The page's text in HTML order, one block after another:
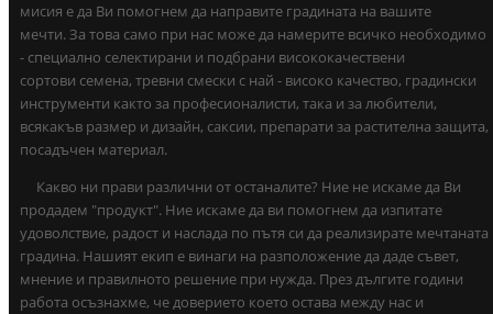
мисия е да Ви помогнем да направите градината на вашите
мечти. За това само при нас може да намерите всичко необходимо
- специално селектирани и подбрани висококачествени
сортови семена, тревни смески с най - високо качество, градински
инструменти както за професионалисти, така и за любители,
всякакъв размер и дизайн, саксии, препарати за растителна защита,
посадъчен материал.
Какво ни прави различни от останалите? Ние не искаме да Ви
продадем "продукт". Ние искаме да ви помогнем да изпитате
удоволствие, радост и наслада по пътя си да реализирате мечтаната
градина. Нашият екип е винаги на разположение да даде съвет,
мнение и правилното решение при нужда. През дългите години
работа осъзнахме, че доверието което остава между нас и